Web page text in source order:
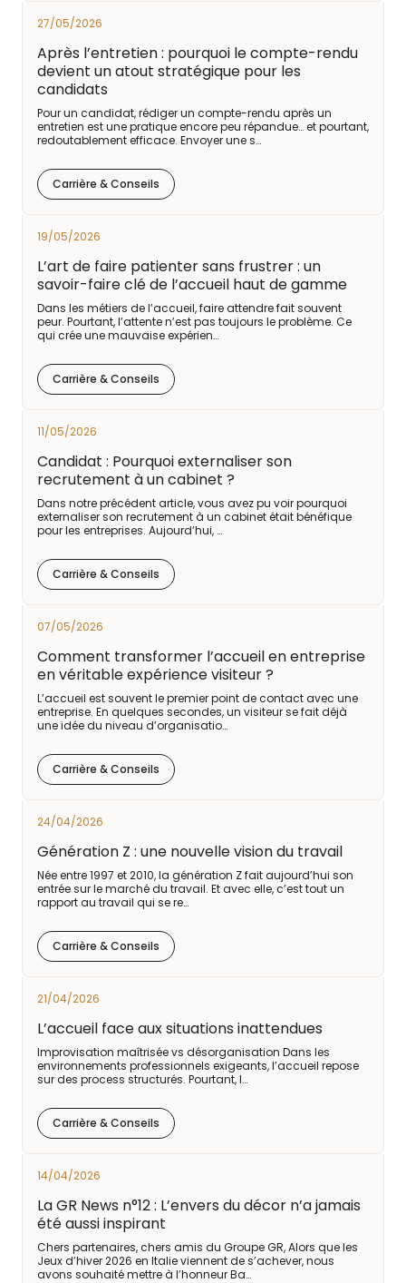
27/05/2026
Après l’entretien : pourquoi le compte-rendu
devient un atout stratégique pour les
candidats
Pour un candidat, rédiger un compte-rendu après un
entretien est une pratique encore peu répandue… et pourtant,
redoutablement efficace. Envoyer une s…
Carrière & Conseils
19/05/2026
L’art de faire patienter sans frustrer : un
savoir-faire clé de l’accueil haut de gamme
Dans les métiers de l’accueil, faire attendre fait souvent
peur. Pourtant, l’attente n’est pas toujours le problème. Ce
qui crée une mauvaise expérien…
Carrière & Conseils
11/05/2026
Candidat : Pourquoi externaliser son
recrutement à un cabinet ?
Dans notre précédent article, vous avez pu voir pourquoi
externaliser son recrutement à un cabinet était bénéfique
pour les entreprises. Aujourd’hui, …
Carrière & Conseils
07/05/2026
Comment transformer l’accueil en entreprise
en véritable expérience visiteur ?
L’accueil est souvent le premier point de contact avec une
entreprise. En quelques secondes, un visiteur se fait déjà
une idée du niveau d’organisatio…
Carrière & Conseils
24/04/2026
Génération Z : une nouvelle vision du travail
Née entre 1997 et 2010, la génération Z fait aujourd’hui son
entrée sur le marché du travail. Et avec elle, c’est tout un
rapport au travail qui se re…
Carrière & Conseils
21/04/2026
L’accueil face aux situations inattendues
Improvisation maîtrisée vs désorganisation Dans les
environnements professionnels exigeants, l’accueil repose
sur des process structurés. Pourtant, l…
Carrière & Conseils
14/04/2026
La GR News n°12 : L’envers du décor n’a jamais
été aussi inspirant
Chers partenaires, chers amis du Groupe GR, Alors que les
Jeux d’hiver 2026 en Italie viennent de s’achever, nous
avons souhaité mettre à l’honneur Ba…